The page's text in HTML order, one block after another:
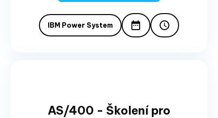
IBM Power System
AS/400 - Školení pro